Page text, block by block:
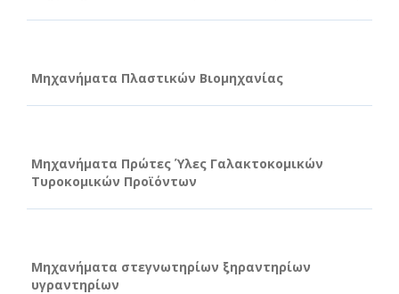
Μηχανήματα Πλαστικών Βιομηχανίας
Μηχανήματα Πρώτες Ύλες Γαλακτοκομικών
Τυροκομικών Προϊόντων
Μηχανήματα στεγνωτηρίων ξηραντηρίων
υγραντηρίων